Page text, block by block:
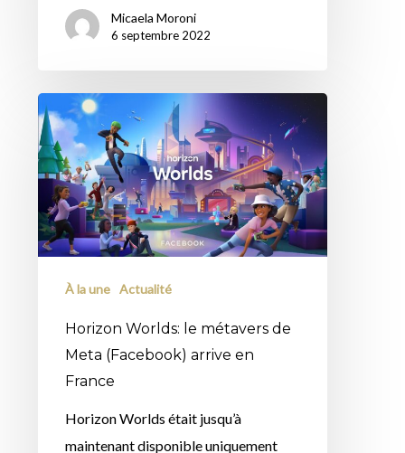
Micaela Moroni
6 septembre 2022
Horizon
Worlds:
le
métavers
de
Meta
arrive
France
À la une Actualité
Horizon Worlds: le métavers de
Meta (Facebook) arrive en
France
Horizon Worlds était jusqu’à
maintenant disponible uniquement